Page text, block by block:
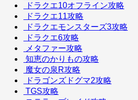
ドラクエ10オフライン攻略
ドラクエ11攻略
ドラクエモンスターズ3攻略
ドラクエ6攻略
メタファー攻略
知恵のかりもの攻略
魔女の泉R攻略
ドラゴンズドグマ2攻略
TGS攻略